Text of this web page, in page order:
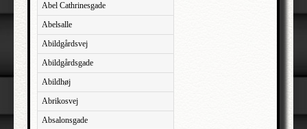
Abel Cathrinesgade
Abelsalle
Abildgårdsvej
Abildgårdsgade
Abildhøj
Abrikosvej
Absalonsgade